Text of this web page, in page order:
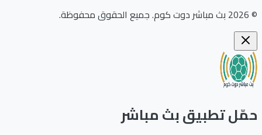
بث مباشر دوت كوم.جميع الحقوق محفوظة.
تطبيق بث مباشر